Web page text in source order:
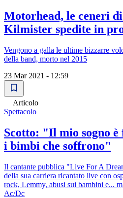
Motorhead, le ceneri
Kilmister spedite in
Vengono a galla le ultime bizzarre
della band, morto nel 2015
23 Mar 2021 - 12:59
Articolo
Spettacolo
Scotto: "Il mio sogno
i bimbi che soffrono"
Il cantante pubblica "Live For A
della sua carriera ricantato live con
rock, Lemmy, abusi sui bambini e...
Ac/Dc